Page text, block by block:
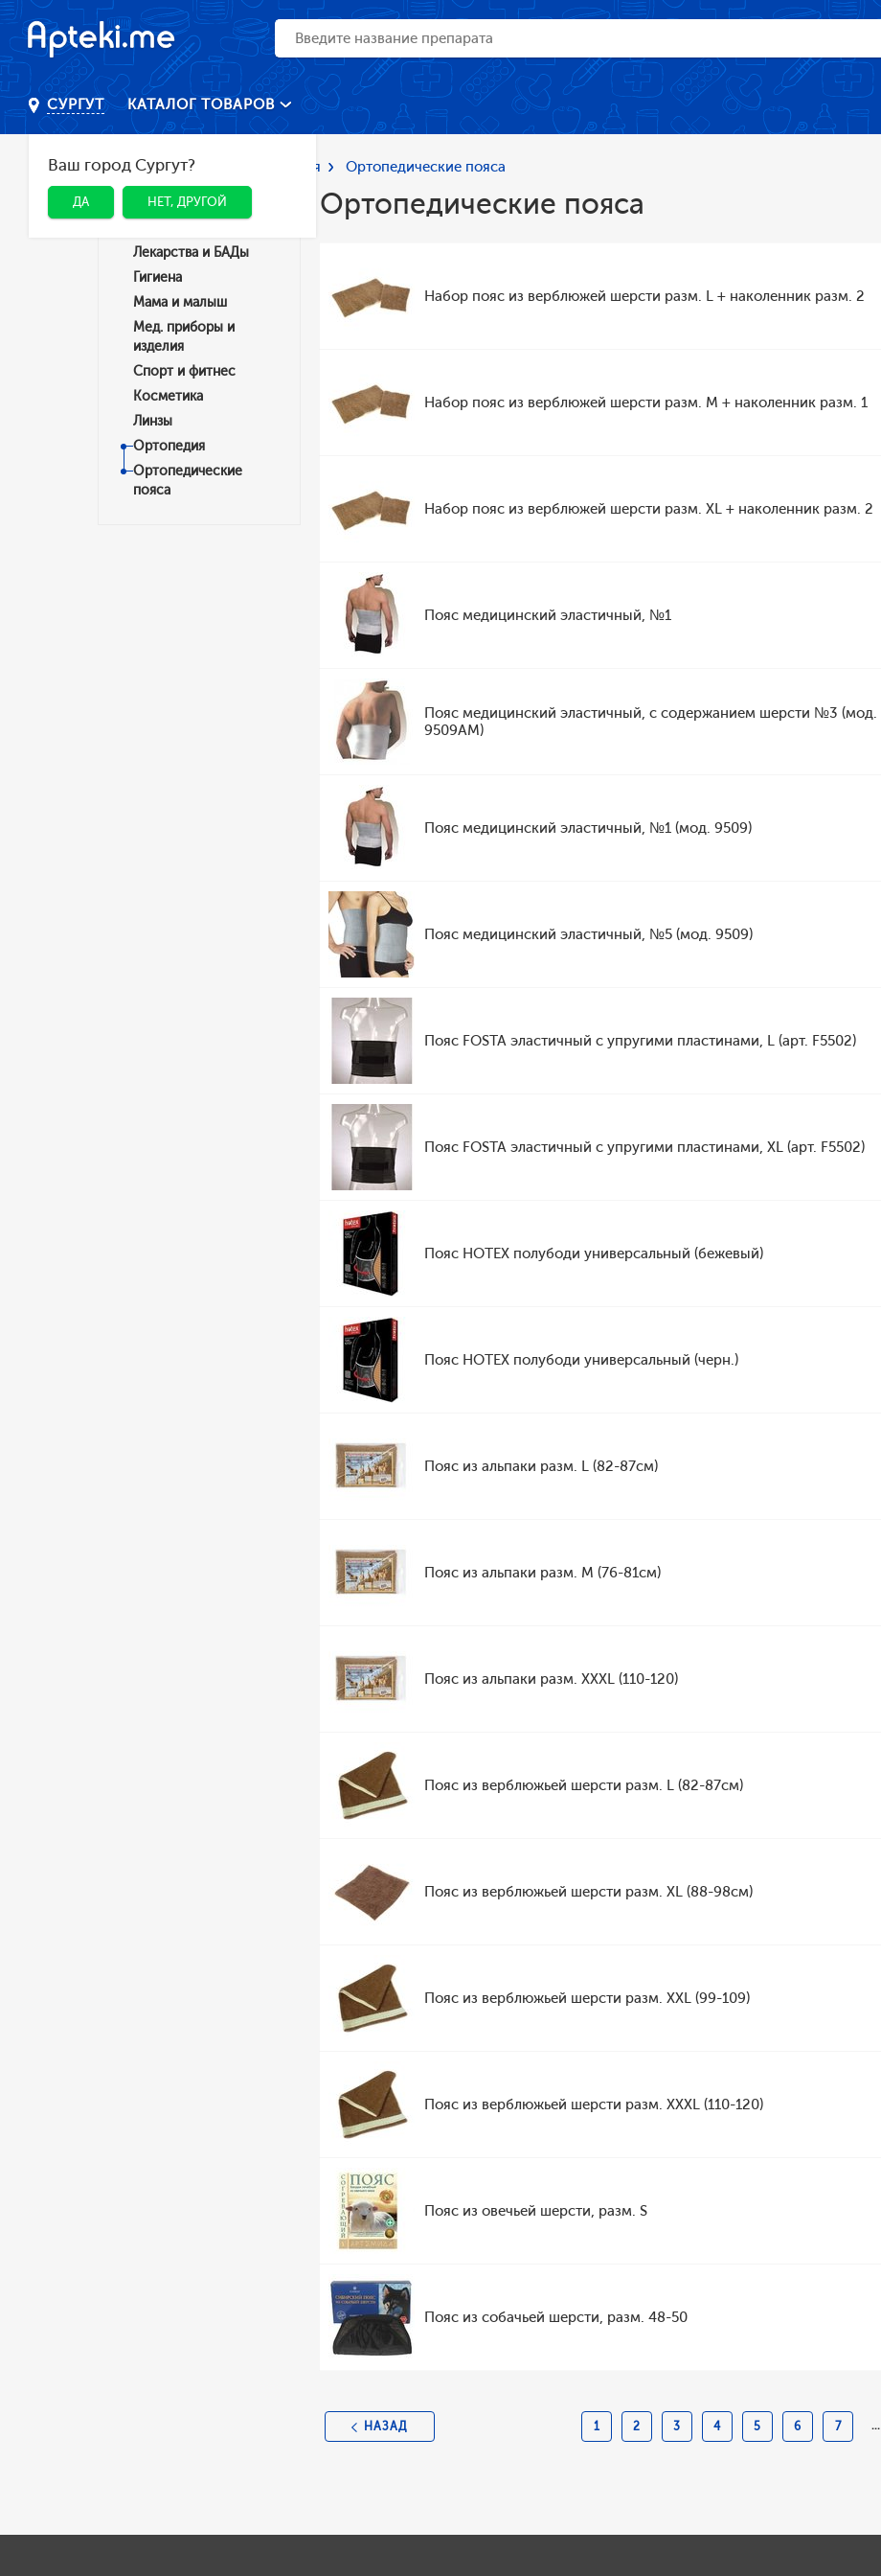
СУРГУТ
Ваш город Сургут?
ДА НЕТ, ДРУГОЙ
КАТАЛОГ ТОВАРОВ
Главная Каталог Ортопедия Ортопедические пояса
Категории
Лекарства и БАДы
Гигиена
Мама и малыш
Мед. приборы и
изделия
Спорт и фитнес
Косметика
Линзы
Ортопедия
Ортопедические
пояса
Ортопедические пояса
Набор пояс из верблюжей шерсти разм. L + наколенник разм. 2
Набор пояс из верблюжей шерсти разм. M + наколенник разм. 1
Набор пояс из верблюжей шерсти разм. XL + наколенник разм. 2
Пояс медицинский эластичный, №1
Пояс медицинский эластичный, с содержанием шерсти №3 (мод.
9509АМ)
Пояс медицинский эластичный, №1 (мод. 9509)
Пояс медицинский эластичный, №5 (мод. 9509)
Пояс FOSTA эластичный с упругими пластинами, L (арт. F5502)
Пояс FOSTA эластичный с упругими пластинами, XL (арт. F5502)
Пояс HOTEX полубоди универсальный (бежевый)
Пояс HOTEX полубоди универсальный (черн.)
Пояс из альпаки разм. L (82-87см)
Пояс из альпаки разм. M (76-81см)
Пояс из альпаки разм. XXXL (110-120)
Пояс из верблюжьей шерсти разм. L (82-87см)
Пояс из верблюжьей шерсти разм. XL (88-98см)
Пояс из верблюжьей шерсти разм. XXL (99-109)
Пояс из верблюжьей шерсти разм. XXXL (110-120)
Пояс из овечьей шерсти, разм. S
Пояс из собачьей шерсти, разм. 48-50
НАЗАД 1 2 3 4 5 6 7 ...